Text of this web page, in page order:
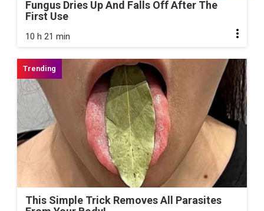
Fungus Dries Up And Falls Off After The
First Use
10 h 21 min
This Simple Trick Removes All Parasites